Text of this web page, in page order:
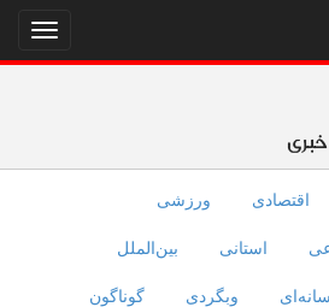
نمایش
منو
اقتصادی ورزشی
استانی بین‌الملل
وبگردی گوناگون